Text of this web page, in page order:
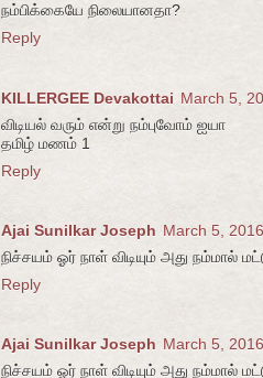
நம்பிக்கையே நிலையானதா?
Reply
KILLERGEE Devakottai March 5,
விடியல் வரும் என்று நம்புவோம் ஐயா
தமிழ் மணம் 1
Reply
Ajai Sunilkar Joseph March 5,
நிச்சயம் ஓர் நாள் விடியும் அது நம்மால்
Reply
Ajai Sunilkar Joseph March 5,
நிச்சயம் ஓர் நாள் விடியும் அது நம்மால்